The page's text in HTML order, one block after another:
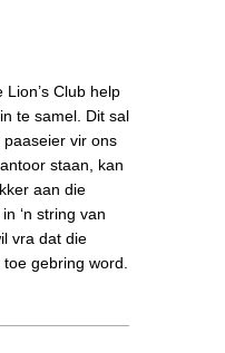
Club help
te samel. Dit sal
vir ons
staan, kan
aan die
‘n string van
vra dat die
gebring word.